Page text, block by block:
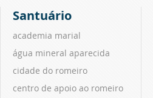
Santuário
academia marial
água mineral aparecida
cidade do romeiro
centro de apoio ao romeiro